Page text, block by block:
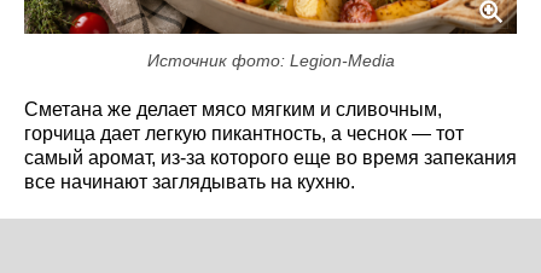
Источник фото: Legion-Media
Сметана же делает мясо мягким и сливочным,
горчица дает легкую пикантность, а чеснок — тот
самый аромат, из-за которого еще во время запекания
все начинают заглядывать на кухню.